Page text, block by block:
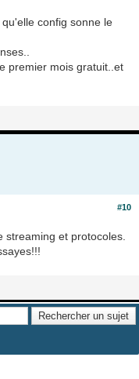
config sonne le
premier mois gratuit..et
#10
et protocoles.